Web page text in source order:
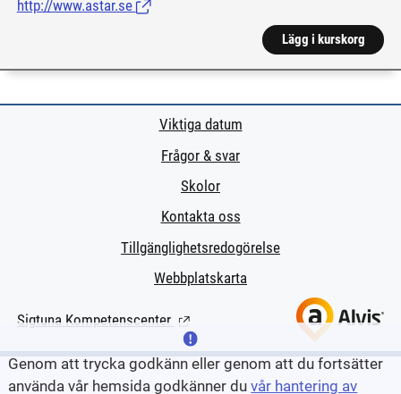
http://www.astar.se (Länk till extern sida.)
Lägg i kurskorg
Viktiga datum
Frågor & svar
Skolor
Kontakta oss
Tillgänglighetsredogörelse
Webbplatskarta
Sigtuna Kompetenscenter (Länk till extern sida.)
Genom att trycka godkänn eller genom att du fortsätter
använda vår hemsida godkänner duvår hantering av